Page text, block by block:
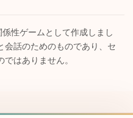
性ゲームとして作成しまし
会話のためのものであり、セ
はありません。